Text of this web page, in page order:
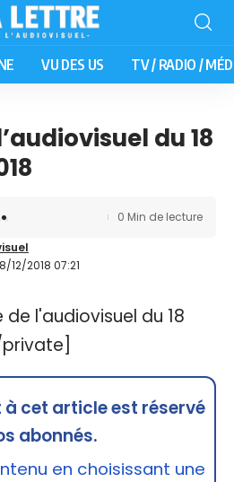
VU DES US TV / RADIO /
du 18
12/2018 07:21
0 Min de lecture
l'audiovisuel du 18
à cet article est réservé
abonnés.
en choisissant une